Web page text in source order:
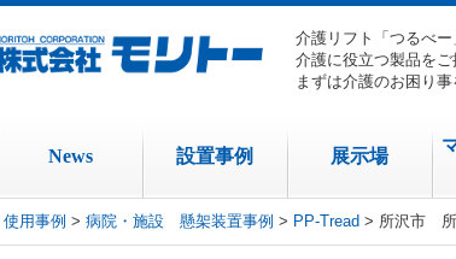
介護リフト「つるべ
介護に役立つ製品をご
まずは介護のお困り事
News 設置事例 展示場
使用事例 > 病院・施設 懸架装置事例 > PP-Tread > 所沢市 所